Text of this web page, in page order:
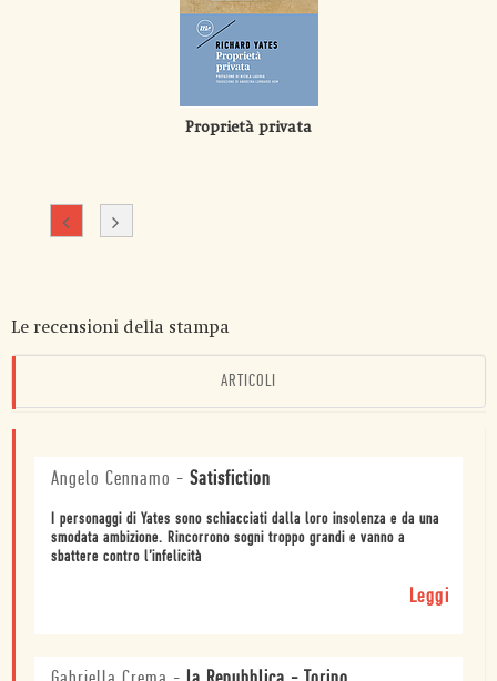
Proprietà privata
Le recensioni della stampa
ARTICOLI
Angelo Cennamo - Satisfiction
I personaggi di Yates sono schiacciati dalla loro insolenza e da una
smodata ambizione. Rincorrono sogni troppo grandi e vanno a
sbattere contro l’infelicità
Leggi